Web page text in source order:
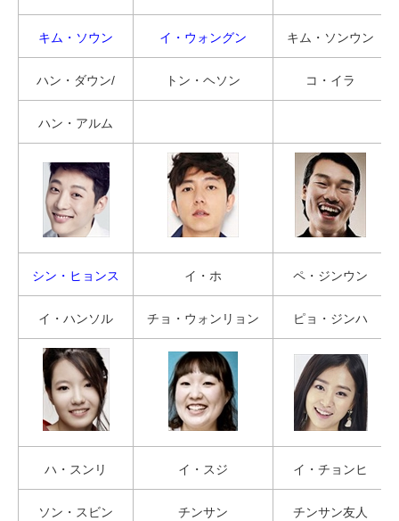
キム・ソウン イ・ウォングン キム・ソンウン
ハン・ダウン/ トン・ヘソン コ・イラ
ハン・アルム
シン・ヒョンス イ・ホ ペ・ジンウン
イ・ハンソル チョ・ウォンリョン ピョ・ジンハ
ハ・スンリ イ・スジ イ・チョンヒ
ソン・スビン チンサン チンサン友人